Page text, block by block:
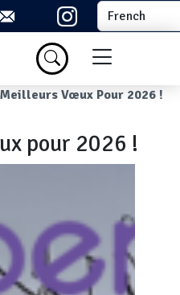
Select your
Menu du
Vœux Pour 2026 !
pour 2026 !